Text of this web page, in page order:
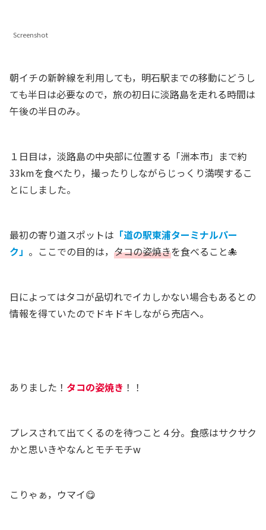
Screenshot
朝イチの新幹線を利用しても，明石駅までの移動にどうし
ても半日は必要なので，旅の初日に淡路島を走れる時間は
午後の半日のみ。
１日目は，淡路島の中央部に位置する「洲本市」まで約
33kmを食べたり，撮ったりしながらじっくり満喫するこ
とにしました。
最初の寄り道スポットは 「道の駅東浦ターミナルパー
ク」 。ここでの目的は， タコの姿焼きを食べること🐙
日によってはタコが品切れでイカしかない場合もあるとの
情報を得ていたのでドキドキしながら売店へ。
ありました！ タコの姿焼き ！！
プレスされて出てくるのを待つこと４分。食感はサクサク
かと思いきやなんとモチモチw
こりゃぁ，ウマイ😋